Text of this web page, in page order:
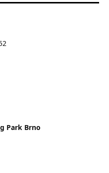
Park Brno